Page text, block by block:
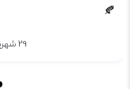
🍂
29 شهریور 1404